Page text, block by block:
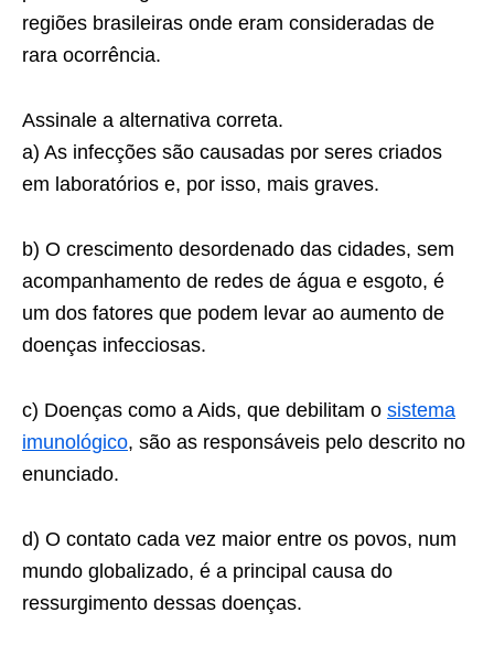
regiões brasileiras onde eram consideradas de
rara ocorrência.
Assinale a alternativa correta.
a) As infecções são causadas por seres criados
em laboratórios e, por isso, mais graves.
b) O crescimento desordenado das cidades, sem
acompanhamento de redes de água e esgoto, é
um dos fatores que podem levar ao aumento de
doenças infecciosas.
c) Doenças como a Aids, que debilitam o sistema
imunológico, são as responsáveis pelo descrito no
enunciado.
d) O contato cada vez maior entre os povos, num
mundo globalizado, é a principal causa do
ressurgimento dessas doenças.